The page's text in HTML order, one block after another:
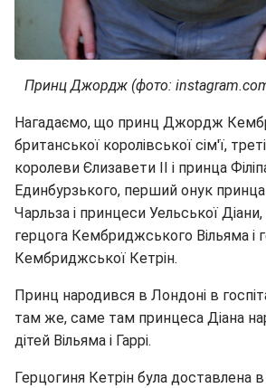
Принц Джордж (фото:
Нагадаємо, що принц Джордж
британської королівської сім'ї,
королеви Єлизавети II і принца
Единбурзького, перший онук
Чарльза і принцеси Уельської
герцога Кембриджського Вільяма і
Кембриджської Кетрін.
Принц народився в Лондоні в
там же, саме там принцеса Діана
дітей Вільяма і Гаррі.
Герцогиня Кетрін була доставлена